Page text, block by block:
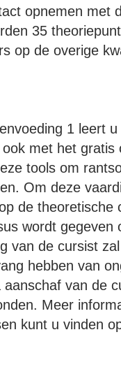
opnemen met
35
op de overige
1 leert
met het
tools om
Om deze
de theoretische
wordt gegeven
van de cursist
hebben van
van de
Meer
kunt u vinden